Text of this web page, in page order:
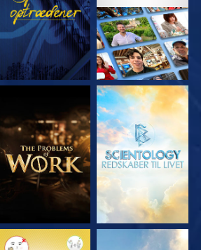
UDFORSK SERIEN UDFORSK SERIEN